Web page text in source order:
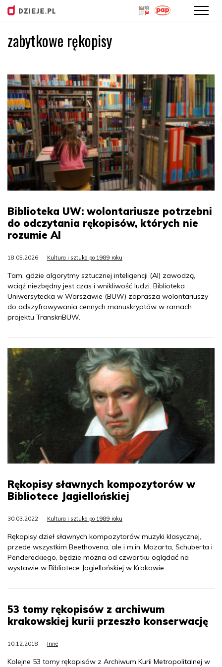
Przejdź
zabytkowe rękopisy
Biblioteka UW: wolontariusze potrzebni
do odczytania rękopisów, których nie
rozumie AI
18.05.2026 Kultura i sztuka po 1989 roku
Tam, gdzie algorytmy sztucznej inteligencji (AI) zawodzą,
wciąż niezbędny jest czas i wnikliwość ludzi. Biblioteka
Uniwersytecka w Warszawie (BUW) zaprasza wolontariuszy
do odszyfrowywania cennych manuskryptów w ramach
projektu TranskriBUW.
Rękopisy sławnych kompozytorów w
Bibliotece Jagiellońskiej
30.03.2022 Kultura i sztuka po 1989 roku
Rękopisy dzieł sławnych kompozytorów muzyki klasycznej,
przede wszystkim Beethovena, ale i m.in. Mozarta, Schuberta i
Pendereckiego, będzie można od czwartku oglądać na
wystawie w Bibliotece Jagiellońskiej w Krakowie.
53 tomy rękopisów z archiwum
krakowskiej kurii przeszło konserwację
10.12.2018 Inne
Kolejne 53 tomy rękopisów z Archiwum Kurii Metropolitalnej w